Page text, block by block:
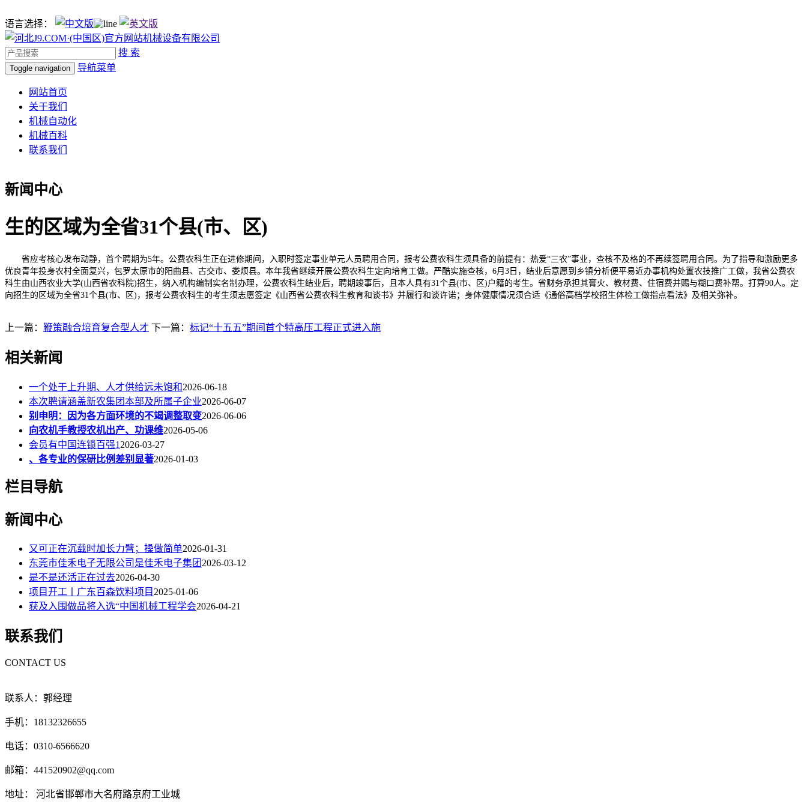
语言选择：
搜 索
Toggle navigation 导航菜单
网站首页
关于我们
机械自动化
机械百科
联系我们
新闻中心
生的区域为全省31个县(市、区)
省应考核心发布动静，首个聘期为5年。公费农科生正在进修期间，入职时签定事业单元人员聘用合同，报考公费农科生须具备的前提有：热爱“三农”事业，查核不及格的不再续签聘用合同。为了指导和激励更多
优良青年投身农村全面复兴，包罗太原市的阳曲县、古交市、娄烦县。本年我省继续开展公费农科生定向培育工做。严酷实施查核，6月3日，结业后意愿到乡镇分析便平易近办事机构处置农技推广工做，我省公费农
科生由山西农业大学(山西省农科院)招生，纳入机构编制实名制办理，公费农科生结业后，聘期竣事后，且本人具有31个县(市、区)户籍的考生。省财务承担其膏火、教材费、住宿费并赐与糊口费补帮。打算90人。定
向招生的区域为全省31个县(市、区)，报考公费农科生的考生须志愿签定《山西省公费农科生教育和谈书》并履行和谈许诺；身体健康情况须合适《通俗高档学校招生体检工做指点看法》及相关弥补。
上一篇： 鞭策融合培育复合型人才 下一篇： 标记“十五五”期间首个特高压工程正式进入施
相关新闻
一个处于上升期、人才供给远未饱和2026-06-18
本次聘请涵盖新农集团本部及所属子企业2026-06-07
别申明：因为各方面环境的不竭调整取变2026-06-06
向农机手教授农机出产、功课维2026-05-06
会员有中国连锁百强1 2026-03-27
、各专业的保研比例差别显著2026-01-03
栏目导航
新闻中心
又可正在沉载时加长力臂；操做简单2026-01-31
东莞市佳禾电子无限公司是佳禾电子集团2026-03-12
是不是还活正在过去2026-04-30
项目开工丨广东百森饮料项目2025-01-06
获及入围做品将入选“中国机械工程学会2026-04-21
联系我们
CONTACT US
联系人：郭经理
手机：18132326655
电话：0310-6566620
邮箱：441520902@qq.com
地址： 河北省邯郸市大名府路京府工业城